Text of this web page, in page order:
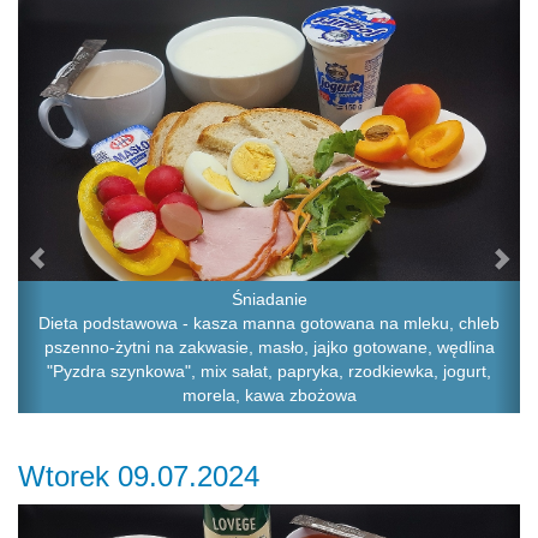
Śniadanie
Dieta podstawowa - kasza manna gotowana na mleku, chleb
pszenno-żytni na zakwasie, masło, jajko gotowane, wędlina
"Pyzdra szynkowa", mix sałat, papryka, rzodkiewka, jogurt,
morela, kawa zbożowa
Wtorek 09.07.2024